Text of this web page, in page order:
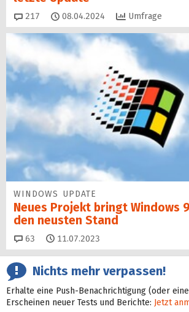
217 Kommentare
08.04.2024 Umfrage
WINDOWS UPDATE
Neues Projekt bringt Windows
den neusten Stand
63 Kommentare
11.07.2023
Nichts mehr verpassen!
Erhalte eine Push-Benachrichtigung (oder
Erscheinen neuer Tests und Berichte: Jetzt